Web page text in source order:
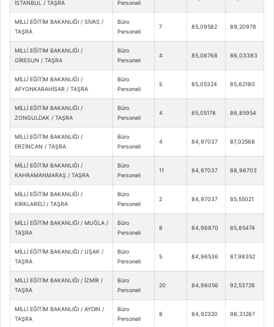
İSTANBUL / TAŞRA Personeli
MİLLİ EĞİTİM BAKANLIĞI / SİVAS /
TAŞRA
Büro
Personeli
7 85,09582 89,20978
MİLLİ EĞİTİM BAKANLIĞI /
GİRESUN / TAŞRA
Büro
Personeli
4 85,08768 86,03383
MİLLİ EĞİTİM BAKANLIĞI /
AFYONKARAHİSAR / TAŞRA
Büro
Personeli
5 85,05324 85,62180
MİLLİ EĞİTİM BAKANLIĞI /
ZONGULDAK / TAŞRA
Büro
Personeli
4 85,05178 86,85954
MİLLİ EĞİTİM BAKANLIĞI /
ERZİNCAN / TAŞRA
Büro
Personeli
4 84,97037 87,02568
MİLLİ EĞİTİM BAKANLIĞI /
KAHRAMANMARAŞ / TAŞRA
Büro
Personeli
11 84,97037 88,96703
MİLLİ EĞİTİM BAKANLIĞI /
KIRKLARELİ / TAŞRA
Büro
Personeli
2 84,97037 85,55021
MİLLİ EĞİTİM BAKANLIĞI / MUĞLA /
TAŞRA
Büro
Personeli
8 84,96870 85,85474
MİLLİ EĞİTİM BAKANLIĞI / UŞAK /
TAŞRA
Büro
Personeli
5 84,96536 87,98352
MİLLİ EĞİTİM BAKANLIĞI / İZMİR /
TAŞRA
Büro
Personeli
20 84,96056 92,53726
MİLLİ EĞİTİM BAKANLIĞI / AYDIN /
TAŞRA
Büro
Personeli
8 84,92320 98,31267